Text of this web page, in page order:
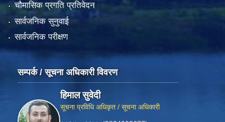
चौमासिक प्रगति प्रतिवेदन
सार्वजनिक सुनुवाई
सार्वजनिक परीक्षण
सम्पर्क / सूचना अधिकारी विवरण
हिमाल सुवेदी
सूचना प्रविधि अधिकृत / सूचना अधिकारी